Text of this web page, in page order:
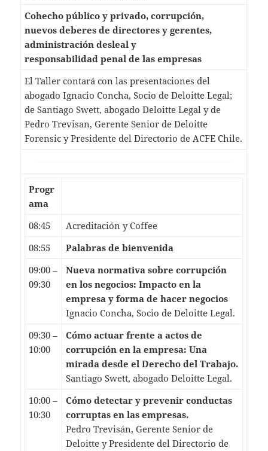
Cohecho público y privado, corrupción,
nuevos deberes de directores y gerentes,
administración desleal y
responsabilidad penal de las empresas
El Taller contará con las presentaciones del
abogado Ignacio Concha, Socio de Deloitte Legal;
de Santiago Swett, abogado Deloitte Legal y de
Pedro Trevisan, Gerente Senior de Deloitte
Forensic y Presidente del Directorio de ACFE Chile.
Progr
ama
08:45
Acreditación y Coffee
08:55
Palabras de bienvenida
09:00 –
09:30
Nueva normativa sobre corrupción
en los negocios: Impacto en la
empresa y forma de hacer negocios
Ignacio Concha, Socio de Deloitte Legal.
09:30 –
10:00
Cómo actuar frente a actos de
corrupción en la empresa: Una
mirada desde el Derecho del Trabajo.
Santiago Swett, abogado Deloitte Legal.
10:00 –
10:30
Cómo detectar y prevenir conductas
corruptas en las empresas.
Pedro Trevisán, Gerente Senior de
Deloitte y Presidente del Directorio de